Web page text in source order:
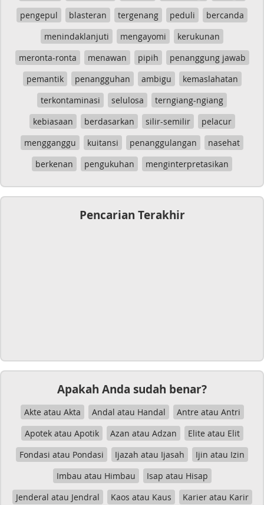
pengepul
blasteran tergenang peduli
bercanda
menindaklanjuti
mengayomi
kerukunan
meronta-ronta
menawan pipih
penanggung jawab
pemantik
penangguhan ambigu
kemaslahatan
terkontaminasi
selulosa
terngiang-ngiang
kebiasaan
berdasarkan silir-semilir
pelacur
mengganggu
kuitansi penanggulangan
nasehat
berkenan
pengukuhan menginterpretasikan
Pencarian Terakhir
Apakah Anda sudah benar?
Akte atau Akta Andal atau Handal
Antre atau Antri
Apotek atau Apotik
Azan atau Adzan
Elite atau Elit
Fondasi atau Pondasi
Ijazah atau Ijasah
Ijin atau Izin
Imbau atau Himbau
Isap atau Hisap
Jenderal atau Jendral
Kaos atau Kaus
Karier atau Karir